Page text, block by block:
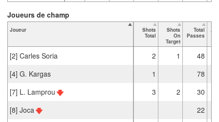
Joueur
Shots
Total
Shots
On
Target
Total
Passes
[2] Carles Soria 2 1
48
[4] G. Kargas
1
78
[7] L. Lamprou
3 2
30
[8] Joca
22
Joueurs de champ